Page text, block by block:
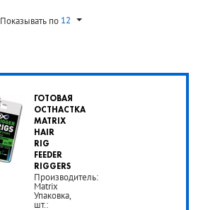
Показывать по 12
ГОТОВАЯ
ОСТНАСТКА
MATRIX
HAIR
RIG
FEEDER
RIGGERS
Производитель:
Matrix
Упаковка,
шт.: